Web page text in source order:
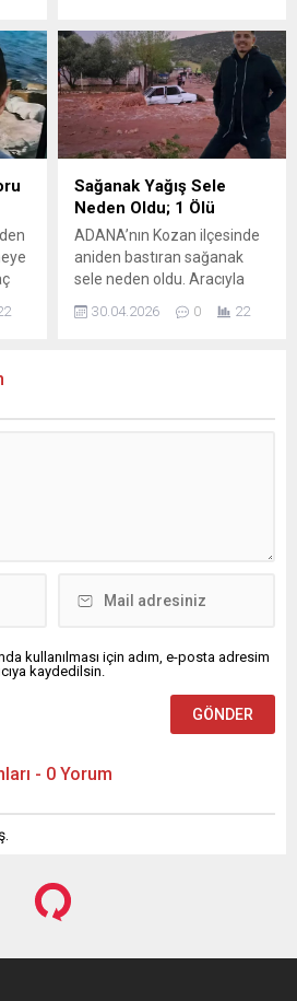
karnavala yurdun dört bir
yanından ziyaretçi geliyor.
Kısa sürede festivaller kenti
Adana’nın markası haline
gelen Karnavalda; Türkiye
Emekli Subaylar (TESUD),
Türkiye Emekli Astsubaylar (
TEMAD ), Türkiye Emekli...
Sağanak Yağış Sele
Neden Oldu; 1 Ölü
ADANA’nın Kozan ilçesinde
aniden bastıran sağanak
sele neden oldu. Aracıyla
Gamber Ünüvar’ın (22)
30.04.2026 0 22
kullanılması için adım, e-posta adresim
kaydedilsin.
- 0 Yorum